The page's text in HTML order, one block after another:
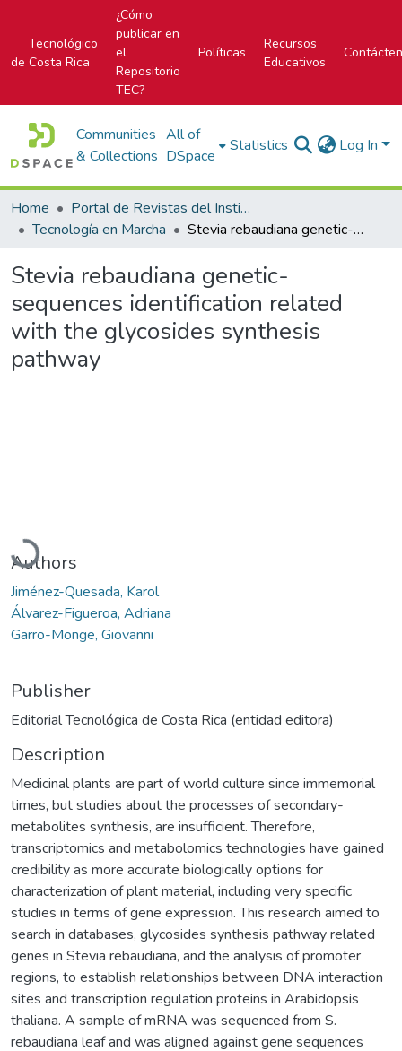
Tecnológico
de Costa Rica
¿Cómo
publicar en
el
Repositorio
TEC?
Políticas
Recursos
Educativos
Communities
& Collections
All of
DSpace
Statistics Log In
Home
Portal de Revistas del Instituto Tecnológico de Costa Rica
Tecnología en Marcha
Stevia rebaudiana genetic-sequences identification related with the glycosides synthesis pathway
Stevia rebaudiana genetic-
sequences identification related
with the glycosides synthesis
pathway
Loading...
Authors
Jiménez-Quesada, Karol
Álvarez-Figueroa, Adriana
Garro-Monge, Giovanni
Publisher
Editorial Tecnológica de Costa Rica (entidad editora)
Description
Medicinal plants are part of world culture since immemorial
times, but studies about the processes of secondary-
metabolites synthesis, are insufficient. Therefore,
transcriptomics and metabolomics technologies have gained
credibility as more accurate biologically options for
characterization of plant material, including very specific
studies in terms of gene expression. This research aimed to
search in databases, glycosides synthesis pathway related
genes in Stevia rebaudiana, and the analysis of promoter
regions, to establish relationships between DNA interaction
sites and transcription regulation proteins in Arabidopsis
thaliana. A sample of mRNA was sequenced from S.
rebaudiana leaf and was aligned against gene sequences